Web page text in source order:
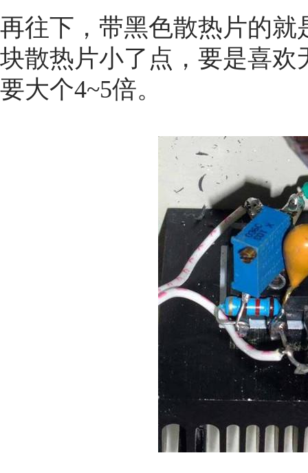
再往下，带黑色散热片的
块散热片小了点，要是喜
要大个4~5倍。